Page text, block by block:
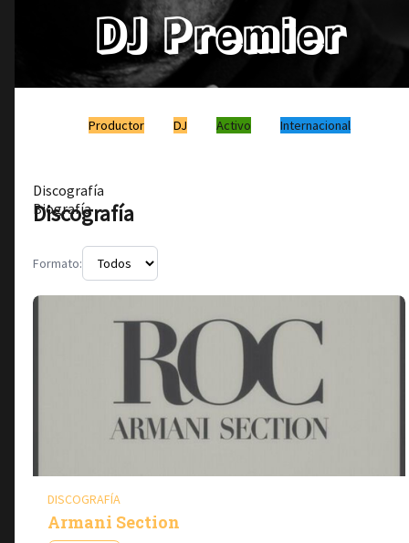
DJ Premier
Productor DJ Activo Internacional
Discografía
Biografía
Discografía
Formato:
DISCOGRAFÍA
Armani Section